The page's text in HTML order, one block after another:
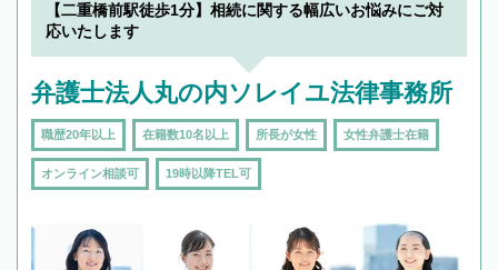
【二重橋前駅徒歩1分】相続に関する幅広いお悩みにご対
応いたします
弁護士法人丸の内ソレイユ法律事務所
職歴20年以上 在籍数10名以上 所長が女性 女性弁護士在籍
オンライン相談可 19時以降TEL可